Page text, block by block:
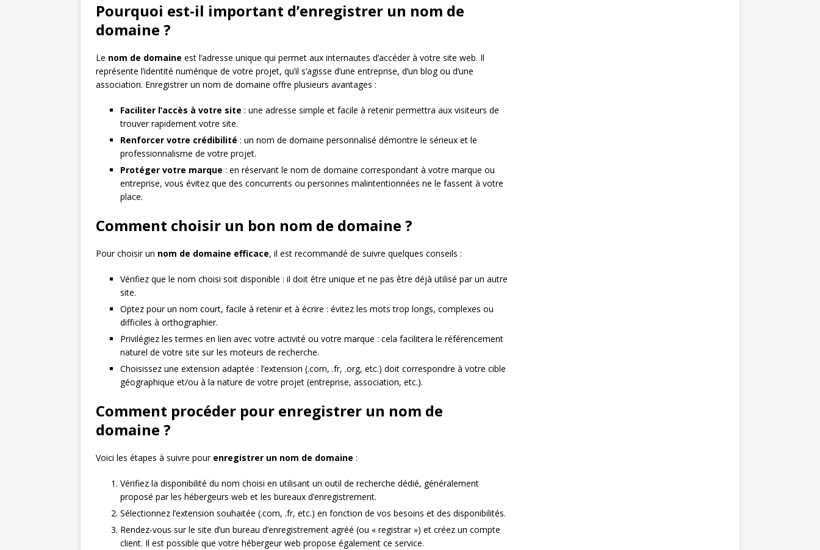
Pourquoi est-il important d’enregistrer un nom de
domaine ?
Le nom de domaine est l’adresse unique qui permet aux internautes d’accéder à votre site web. Il
représente l’identité numérique de votre projet, qu’il s’agisse d’une entreprise, d’un blog ou d’une
association. Enregistrer un nom de domaine offre plusieurs avantages :
Faciliter l’accès à votre site : une adresse simple et facile à retenir permettra aux visiteurs de
trouver rapidement votre site.
Renforcer votre crédibilité : un nom de domaine personnalisé démontre le sérieux et le
professionnalisme de votre projet.
Protéger votre marque : en réservant le nom de domaine correspondant à votre marque ou
entreprise, vous évitez que des concurrents ou personnes malintentionnées ne le fassent à votre
place.
Comment choisir un bon nom de domaine ?
Pour choisir un nom de domaine efficace, il est recommandé de suivre quelques conseils :
Vérifiez que le nom choisi soit disponible : il doit être unique et ne pas être déjà utilisé par un autre
site.
Optez pour un nom court, facile à retenir et à écrire : évitez les mots trop longs, complexes ou
difficiles à orthographier.
Privilégiez les termes en lien avec votre activité ou votre marque : cela facilitera le référencement
naturel de votre site sur les moteurs de recherche.
Choisissez une extension adaptée : l’extension (.com, .fr, .org, etc.) doit correspondre à votre cible
géographique et/ou à la nature de votre projet (entreprise, association, etc.).
Comment procéder pour enregistrer un nom de
domaine ?
Voici les étapes à suivre pour enregistrer un nom de domaine :
Vérifiez la disponibilité du nom choisi en utilisant un outil de recherche dédié, généralement
proposé par les hébergeurs web et les bureaux d’enregistrement.
Sélectionnez l’extension souhaitée (.com, .fr, etc.) en fonction de vos besoins et des disponibilités.
Rendez-vous sur le site d’un bureau d’enregistrement agréé (ou « registrar ») et créez un compte
client. Il est possible que votre hébergeur web propose également ce service.